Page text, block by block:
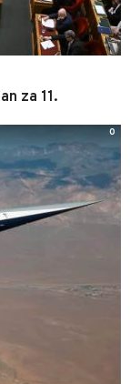
za 11.
0